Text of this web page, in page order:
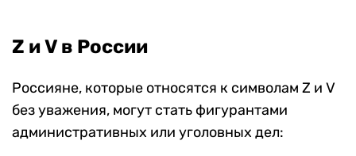
Z и V в России
Россияне, которые относятся к символам Z и V
без уважения, могут стать фигурантами
административных или уголовных дел: